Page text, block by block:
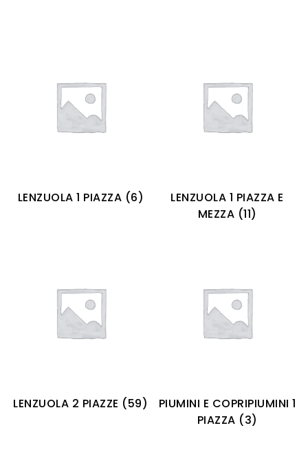
LENZUOLA 1 PIAZZA (6)
LENZUOLA 1 PIAZZA E
MEZZA (11)
LENZUOLA 2 PIAZZE (59)
PIUMINI E COPRIPIUMINI 1
PIAZZA (3)